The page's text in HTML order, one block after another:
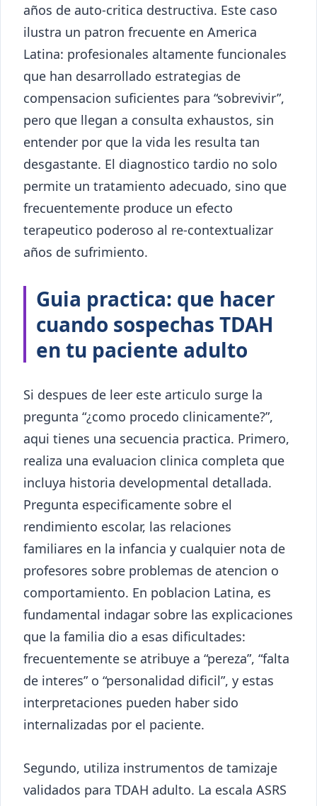
años de auto-critica destructiva. Este caso
ilustra un patron frecuente en America
Latina: profesionales altamente funcionales
que han desarrollado estrategias de
compensacion suficientes para “sobrevivir”,
pero que llegan a consulta exhaustos, sin
entender por que la vida les resulta tan
desgastante. El diagnostico tardio no solo
permite un tratamiento adecuado, sino que
frecuentemente produce un efecto
terapeutico poderoso al re-contextualizar
años de sufrimiento.
Guia practica: que hacer
cuando sospechas TDAH
en tu paciente adulto
Si despues de leer este articulo surge la
pregunta “¿como procedo clinicamente?”,
aqui tienes una secuencia practica. Primero,
realiza una evaluacion clinica completa que
incluya historia developmental detallada.
Pregunta especificamente sobre el
rendimiento escolar, las relaciones
familiares en la infancia y cualquier nota de
profesores sobre problemas de atencion o
comportamiento. En poblacion Latina, es
fundamental indagar sobre las explicaciones
que la familia dio a esas dificultades:
frecuentemente se atribuye a “pereza”, “falta
de interes” o “personalidad dificil”, y estas
interpretaciones pueden haber sido
internalizadas por el paciente.
Segundo, utiliza instrumentos de tamizaje
validados para TDAH adulto. La escala ASRS